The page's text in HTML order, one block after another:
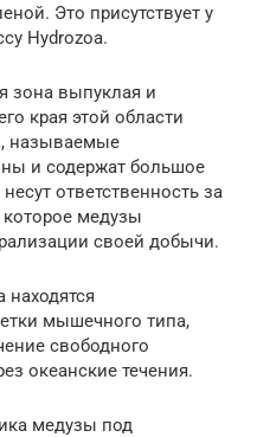
Это присутствует у
Hydrozoa.
зона выпуклая и
края этой области
называемые
и содержат большое
ответственность за
которое медузы
своей добычи.
мышечного типа,
свободного
океанские течения.
медузы под